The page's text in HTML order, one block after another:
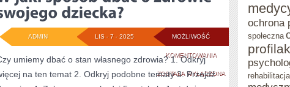
MOŻLIWOŚĆ
KOMENTOWANIAW
JAKI
ZOSTAŁA WYŁĄCZONA
LIS - 7 - 2025
ADMIN
umiemy dbać o stan własnego zdrowia? 1. Odkryj
na ten temat 2. Odkryj podobne tematy 3. Przejdź
ochrona
społeczna
rehabilitacja